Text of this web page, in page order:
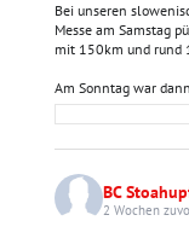
Bei unseren
Messe am Samstag
mit 150km und rund
Am Sonntag war
BC
2 Wochen